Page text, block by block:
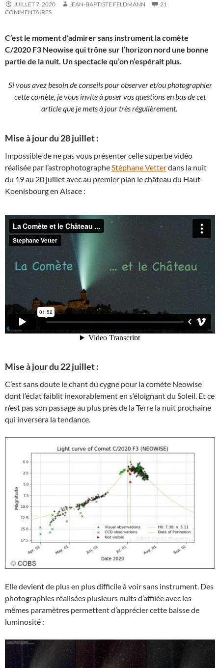
JUILLET 7, 2020 JEAN-BAPTISTE FELDMANN
21
COMMENTAIRES
C’est le moment d’admirer sans instrument la comète
C/2020 F3 Neowise qui trône sur l’horizon nord une bonne
partie de la nuit. Un spectacle qu’on n’espérait plus.
Si vous avez besoin de conseils pour observer et/ou photographier
cette comète, je vous invite à poser vos questions en bas de cet
article que je mets à jour très régulièrement.
Mise à jour du 28 juillet :
Impossible de ne pas vous présenter celle superbe vidéo
réalisée par l’astrophotographeStéphane Vetterdans la nuit
du 19 au 20 juillet avec au premier plan le château du Haut-
Koenisbourg en Alsace :
Mise à jour du 22 juillet :
C’est sans doute le chant du cygne pour la comète Neowise
dont l’éclat faiblit inexorablement en s’éloignant du Soleil. Et ce
n’est pas son passage au plus près de la Terre la nuit prochaine
qui inversera la tendance.
Elle devient de plus en plus difficile à voir sans instrument. Des
photographies réalisées plusieurs nuits d’affilée avec les
mêmes paramètres permettent d’apprécier cette baisse de
luminosité :